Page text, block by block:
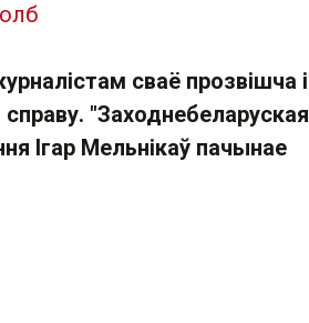
сваё прозвішча і
"Заходнебеларуская
Ігар Мельнікаў пачынае